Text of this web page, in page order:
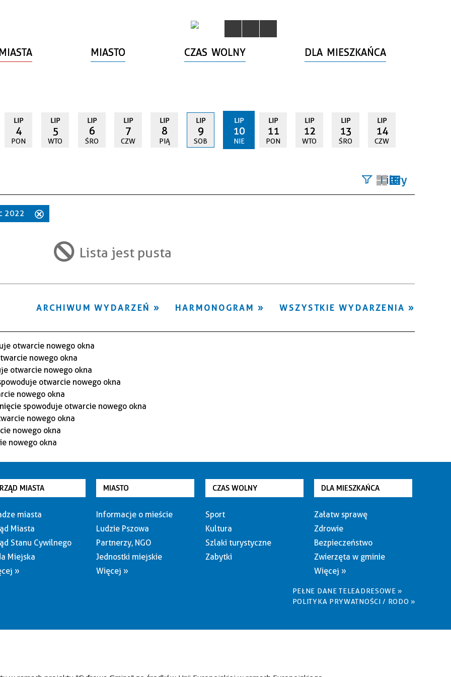
MIASTO CZAS WOLNY DLA MIESZKAŃCA
LIP
4
PON
LIP
5
WTO
LIP
6
ŚRO
LIP
7
CZW
LIP
8
PIĄ
LIP
9
SOB
LIP
10
NIE
LIP
11
PON
LIP
12
WTO
LIP
13
ŚRO
LIP
14
CZW
Filtry
Miejsce
2022
Lista jest pusta
WSZYSTKIE WYDARZENIA
HARMONOGRAM
ARCHIWUM WYDARZEŃ
MIASTA
miasta
Miasta
Stanu Cywilnego
Miejska
»
MIASTO
Informacje o mieście
Ludzie Pszowa
Partnerzy, NGO
Jednostki miejskie
Więcej »
CZAS WOLNY
Sport
Kultura
Szlaki turystyczne
Zabytki
DLA MIESZKAŃCA
Załatw sprawę
Zdrowie
Bezpieczeństwo
Zwierzęta w gminie
Więcej »
PEŁNE DANE TELEADRESOWE »
POLITYKA PRYWATNOŚCI / RODO »